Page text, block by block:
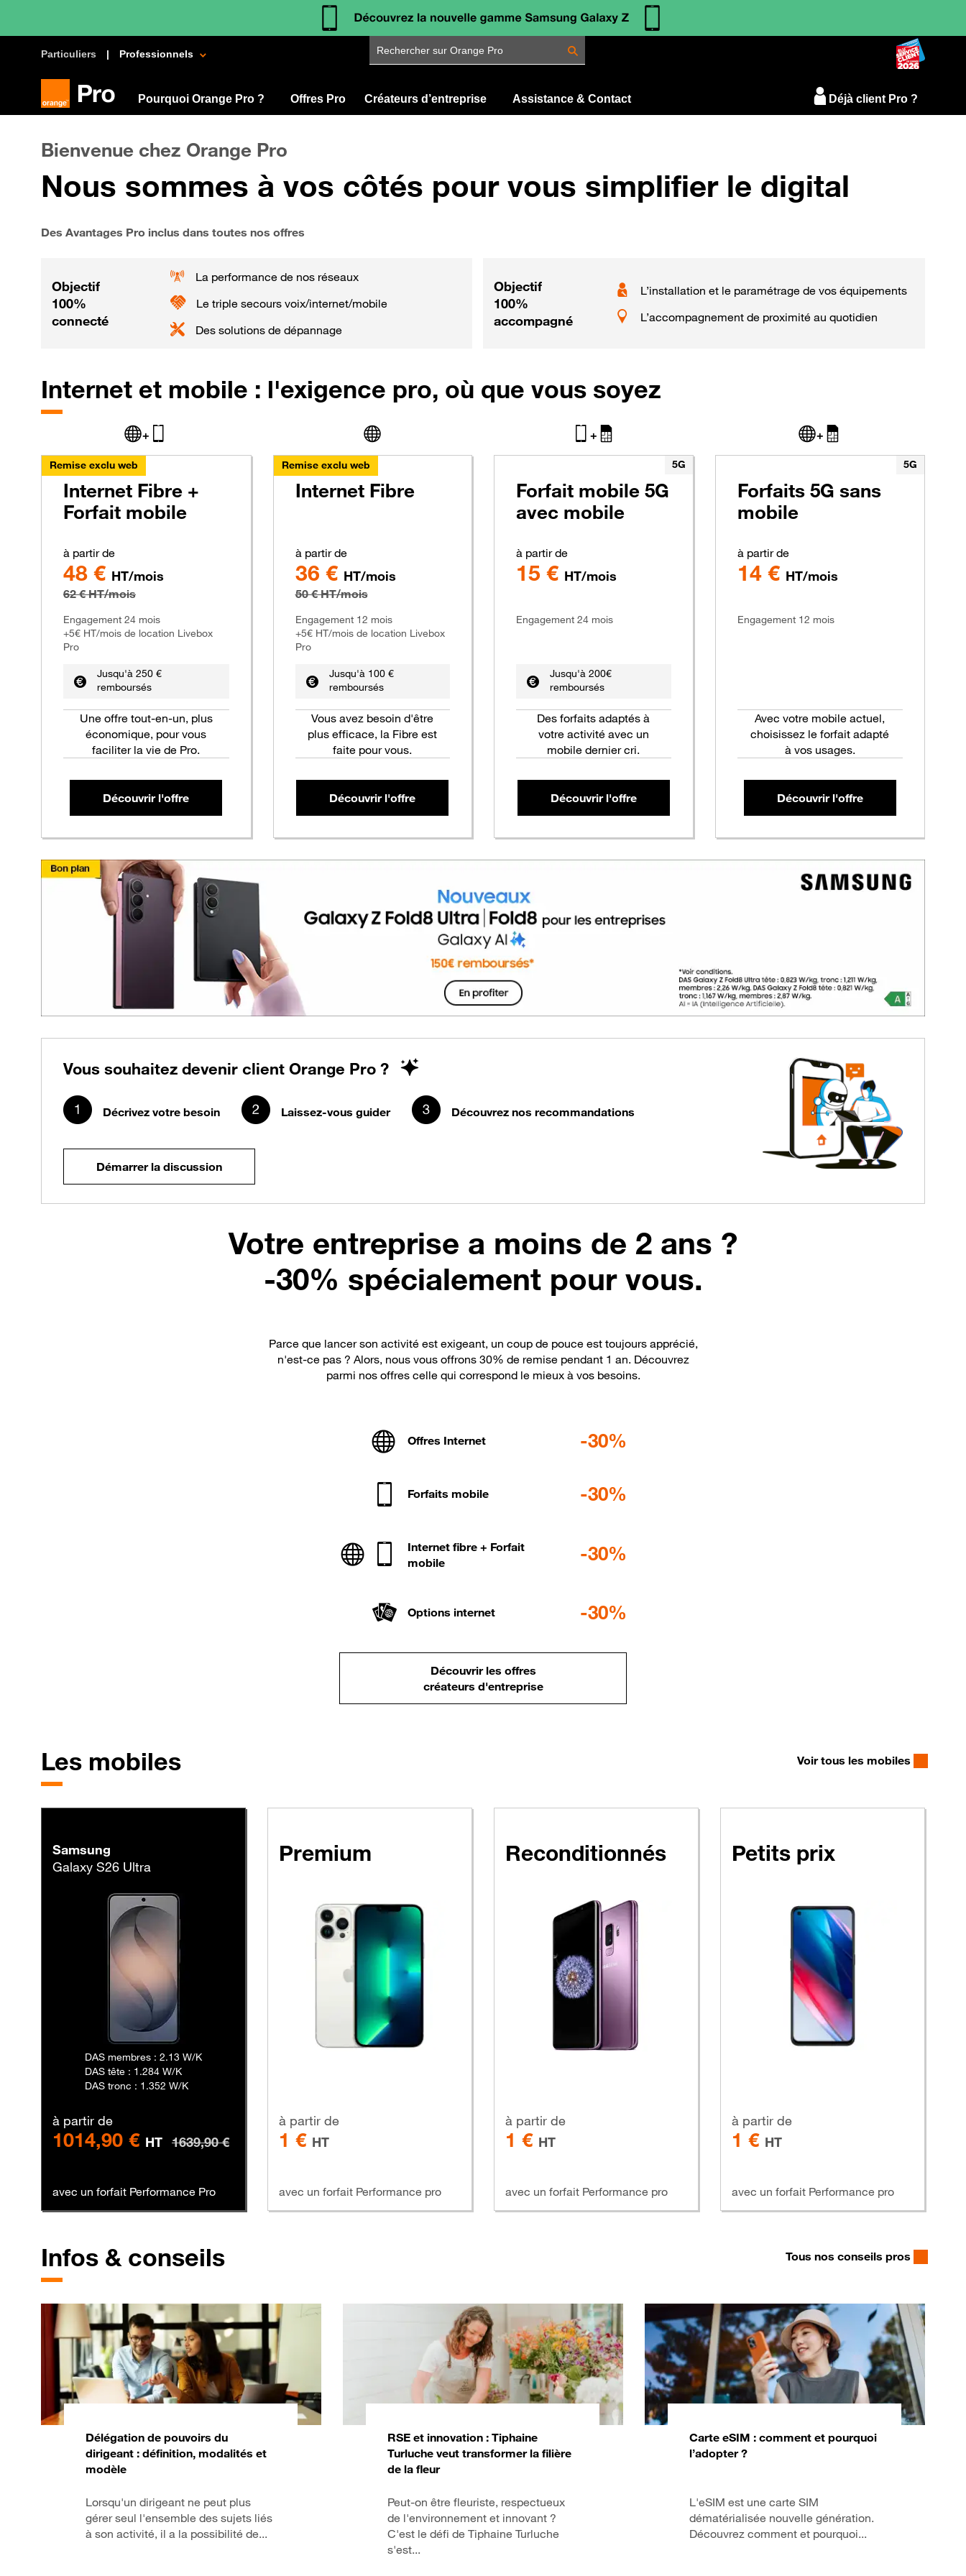
Particuliers Professionnels
Rechercher sur Orange Pro
Pourquoi Orange Pro ? Offres Pro Créateurs d’entreprise Assistance & Contact Déjà client Pro ?
Bienvenue chez Orange Pro
Nous sommes à vos côtés pour vous simplifier le digital
Des Avantages Pro inclus dans toutes nos offres
Objectif
100%
connecté
La performance de nos réseaux
Le triple secours voix/internet/mobile
Des solutions de dépannage
Objectif
100%
accompagné
L’installation et le paramétrage de vos équipements
L’accompagnement de proximité au quotidien
Internet et mobile : l'exigence pro, où que vous soyez
+
Remise exclu web
Internet Fibre +
Forfait mobile
à partir de
48 € HT/mois
62 € HT/mois
Engagement 24 mois
+5€ HT/mois de location Livebox
Pro
Jusqu'à 250 €
remboursés
Une offre tout-en-un, plus
économique, pour vous
faciliter la vie de Pro.
Découvrir l'offre
Remise exclu web
Internet Fibre
à partir de
36 € HT/mois
50 € HT/mois
Engagement 12 mois
+5€ HT/mois de location Livebox
Pro
Jusqu'à 100 €
remboursés
Vous avez besoin d'être
plus efficace, la Fibre est
faite pour vous.
Découvrir l'offre
+
5G
Forfait mobile 5G
avec mobile
à partir de
15 € HT/mois
Engagement 24 mois
Jusqu'à 200€
remboursés
Des forfaits adaptés à
votre activité avec un
mobile dernier cri.
Découvrir l'offre
+
5G
Forfaits 5G sans
mobile
à partir de
14 € HT/mois
Engagement 12 mois
Avec votre mobile actuel,
choisissez le forfait adapté
à vos usages.
Découvrir l'offre
Vous souhaitez devenir client Orange Pro ?
Décrivez votre besoin Laissez-vous guider Découvrez nos recommandations
Démarrer la discussion
Votre entreprise a moins de 2 ans ?
-30% spécialement pour vous.
Parce que lancer son activité est exigeant, un coup de pouce est toujours apprécié,
n'est-ce pas ? Alors, nous vous offrons 30% de remise pendant 1 an. Découvrez
parmi nos offres celle qui correspond le mieux à vos besoins.
Offres Internet -30%
Forfaits mobile -30%
Internet fibre + Forfait
mobile
-30%
Options internet -30%
Découvrir les offres
créateurs d'entreprise
Les mobiles Voir tous les mobiles
Samsung
Galaxy S26 Ultra
DAS membres : 2.13 W/K
DAS tête : 1.284 W/K
DAS tronc : 1.352 W/K
à partir de
1014,90 € HT 1639,90 €
avec un forfait Performance Pro
Premium
à partir de
1 € HT
avec un forfait Performance pro
Reconditionnés
à partir de
1 € HT
avec un forfait Performance pro
Petits prix
à partir de
1 € HT
avec un forfait Performance pro
Infos & conseils Tous nos conseils pros
Délégation de pouvoirs du
dirigeant : définition, modalités et
modèle
Lorsqu'un dirigeant ne peut plus
gérer seul l'ensemble des sujets liés
à son activité, il a la possibilité de...
RSE et innovation : Tiphaine
Turluche veut transformer la filière
de la fleur
Peut-on être fleuriste, respectueux
de l'environnement et innovant ?
C'est le défi de Tiphaine Turluche
s'est...
Carte eSIM : comment et pourquoi
l’adopter ?
L'eSIM est une carte SIM
dématérialisée nouvelle génération.
Découvrez comment et pourquoi...